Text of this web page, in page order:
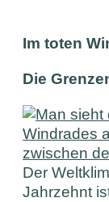
Im toten
Die
Der
Jahrzehnt